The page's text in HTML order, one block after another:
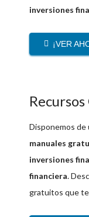
inversiones
¡VER
Disponemos
manuales
inversiones
financiera.
gratuitos que